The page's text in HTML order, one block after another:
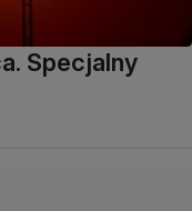
Specjalny